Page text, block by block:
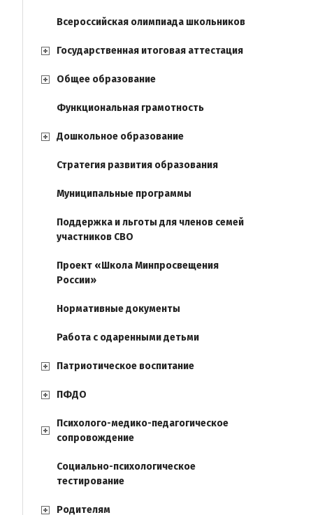
Всероссийская олимпиада школьников
Государственная итоговая аттестация
Общее образование
Функциональная грамотность
Дошкольное образование
Стратегия развития образования
Муниципальные программы
Поддержка и льготы для членов семей
участников СВО
Проект «Школа Минпросвещения
России»
Нормативные документы
Работа с одаренными детьми
Патриотическое воспитание
ПФДО
Психолого-медико-педагогическое
сопровождение
Социально-психологическое
тестирование
Родителям